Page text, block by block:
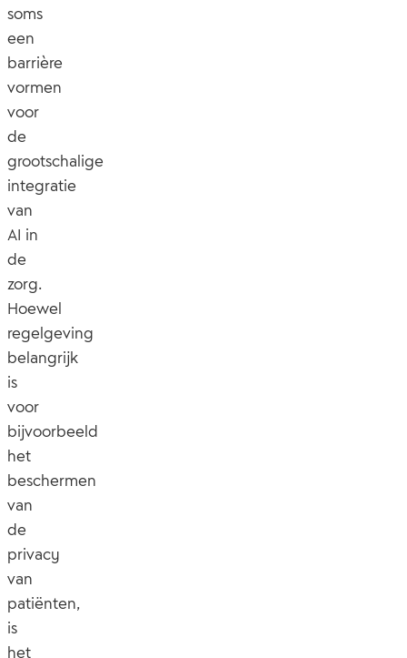
soms
een
barrière
vormen
voor
de
grootschalige
integratie
van
AI in
de
zorg.
Hoewel
regelgeving
belangrijk
is
voor
bijvoorbeeld
het
beschermen
van
de
privacy
van
patiënten,
is
het